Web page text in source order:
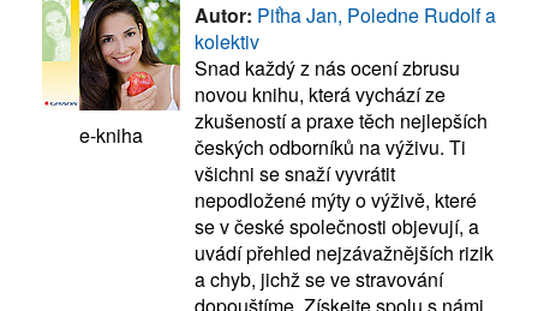
e-kniha
Autor: Piťha Jan, Poledne Rudolf a
kolektiv
Snad každý z nás ocení zbrusu
novou knihu, která vychází ze
zkušeností a praxe těch nejlepších
českých odborníků na výživu. Ti
všichni se snaží vyvrátit
nepodložené mýty o výživě, které
se v české společnosti objevují, a
uvádí přehled nejzávažnějších rizik
a chyb, jichž se ve stravování